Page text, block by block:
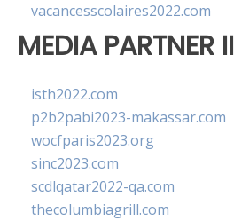
vacancesscolaires2022.com
MEDIA PARTNER II
isth2022.com
p2b2pabi2023-makassar.com
wocfparis2023.org
sinc2023.com
scdlqatar2022-qa.com
thecolumbiagrill.com